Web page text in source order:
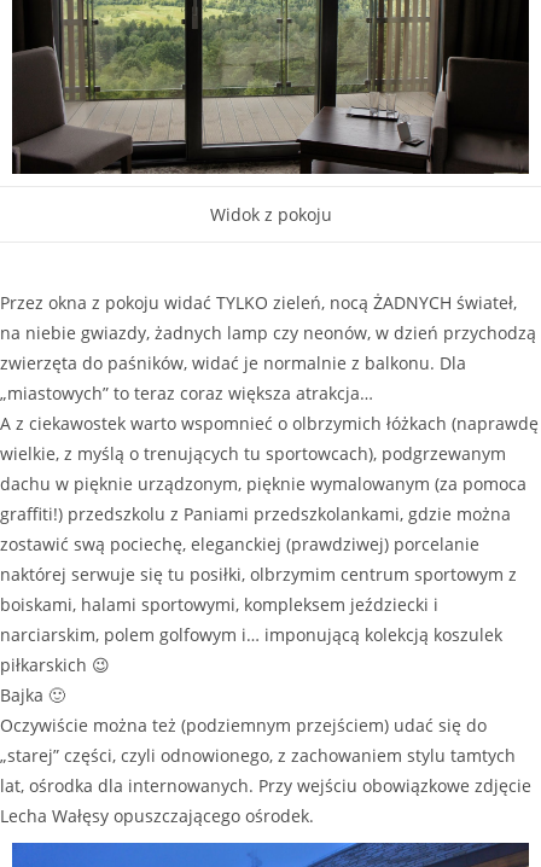
Widok z pokoju
Przez okna z pokoju widać TYLKO zieleń, nocą ŻADNYCH świateł,
na niebie gwiazdy, żadnych lamp czy neonów, w dzień przychodzą
zwierzęta do paśników, widać je normalnie z balkonu. Dla
„miastowych” to teraz coraz większa atrakcja…
A z ciekawostek warto wspomnieć o olbrzymich łóżkach (naprawdę
wielkie, z myślą o trenujących tu sportowcach), podgrzewanym
dachu w pięknie urządzonym, pięknie wymalowanym (za pomoca
graffiti!) przedszkolu z Paniami przedszkolankami, gdzie można
zostawić swą pociechę, eleganckiej (prawdziwej) porcelanie
naktórej serwuje się tu posiłki, olbrzymim centrum sportowym z
boiskami, halami sportowymi, kompleksem jeździecki i
narciarskim, polem golfowym i… imponującą kolekcją koszulek
piłkarskich 😉
Bajka 🙂
Oczywiście można też (podziemnym przejściem) udać się do
„starej” części, czyli odnowionego, z zachowaniem stylu tamtych
lat, ośrodka dla internowanych. Przy wejściu obowiązkowe zdjęcie
Lecha Wałęsy opuszczającego ośrodek.